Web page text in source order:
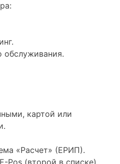
обслуживания.
картой или
«Расчет» (ЕРИП).
Pos (второй в списке).